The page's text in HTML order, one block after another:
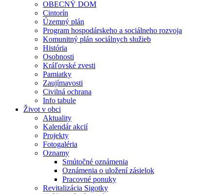
OBECNÝ DOM
Cintorín
Územný plán
Program hospodárskeho a sociálneho rozvoja
Komunitný plán sociálnych služieb
História
Osobnosti
Kráľovské zvesti
Pamiatky
Zaujímavosti
Civilná ochrana
Info tabule
Život v obci
Aktuality
Kalendár akcií
Projekty
Fotogaléria
Oznamy
Smútočné oznámenia
Oznámenia o uložení zásielok
Pracovné ponuky
Revitalizácia Sigotky